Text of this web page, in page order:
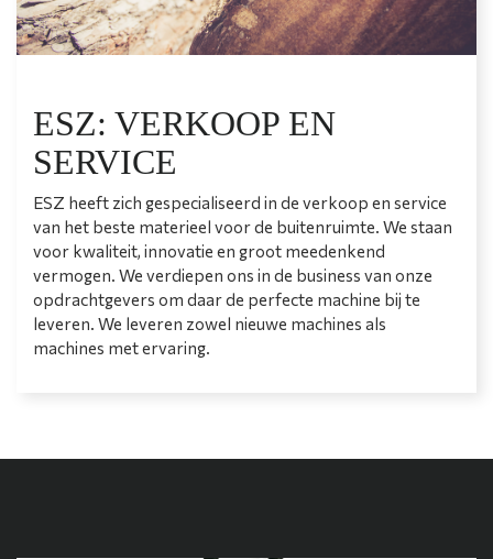
ESZ: VERKOOP EN
SERVICE
ESZ heeft zich gespecialiseerd in de verkoop en service
van het beste materieel voor de buitenruimte. We staan
voor kwaliteit, innovatie en groot meedenkend
vermogen. We verdiepen ons in de business van onze
opdrachtgevers om daar de perfecte machine bij te
leveren. We leveren zowel nieuwe machines als
machines met ervaring.